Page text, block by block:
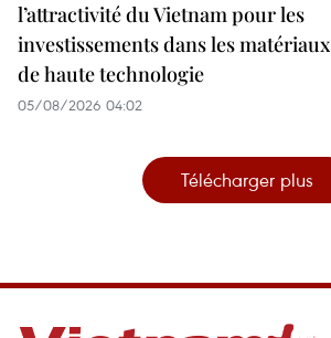
l’attractivité du Vietnam pour les
investissements dans les matériaux
de haute technologie
05/08/2026 04:02
Télécharger plus